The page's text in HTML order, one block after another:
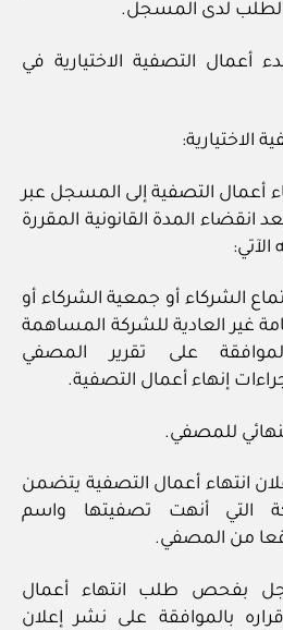
لدى المسجل.
أعمال التصفية الاختيارية في
الاختيارية:
أعمال التصفية إلى المسجل عبر
انقضاء المدة القانونية المقررة
الآتي:
الشركاء أو جمعية الشركاء أو
غير العادية للشركة المساهمة
على تقرير المصفي
إنهاء أعمال التصفية.
للمصفي.
انتهاء أعمال التصفية يتضمن
التي أنهت تصفيتها واسم
من المصفي.
بفحص طلب انتهاء أعمال
بالموافقة على نشر إعلان